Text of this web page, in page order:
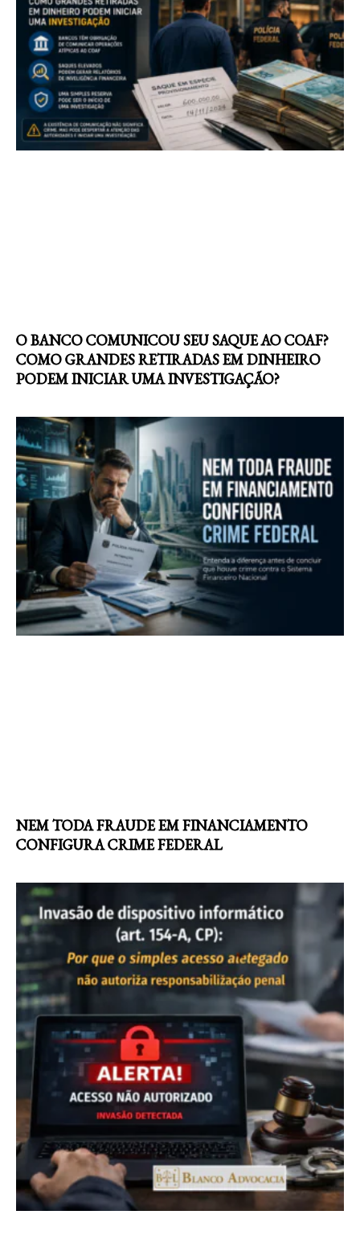
O BANCO COMUNICOU SEU SAQUE AO COAF?
COMO GRANDES RETIRADAS EM DINHEIRO
PODEM INICIAR UMA INVESTIGAÇÃO?
NEM TODA FRAUDE EM FINANCIAMENTO
CONFIGURA CRIME FEDERAL